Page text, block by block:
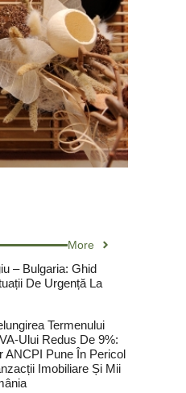
More
– Bulgaria: Ghid
De Urgență La
Termenului
Ului Redus De 9%:
ANCPI Pune În Pericol
Imobiliare Și Mii